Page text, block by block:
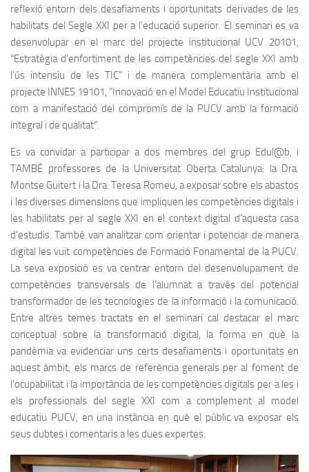
reflexió entorn dels desafiaments i oportunitats derivades de les
habilitats del Segle XXI per a l’educació superior. El seminari es va
desenvolupar en el marc del projecte institucional UCV 20101,
“Estratègia d’enfortiment de les competències del segle XXI amb
l’ús intensiu de les TIC” i de manera complementària amb el
projecte INNES 19101, “Innovació en el Model Educatiu Institucional
com a manifestació del compromís de la PUCV amb la formació
integral i de qualitat”.
Es va convidar a participar a dos membres del grup Edul@b, i
TAMBÉ professores de la Universitat Oberta Catalunya: la Dra.
Montse Guitert i la Dra. Teresa Romeu, a exposar sobre els abastos
i les diverses dimensions que impliquen les competències digitals i
les habilitats per al segle XXI en el context digital d’aquesta casa
d’estudis. També van analitzar com orientar i potenciar de manera
digital les vuit competències de Formació Fonamental de la PUCV.
La seva exposició es va centrar ​​entorn del desenvolupament de
competències transversals de l’alumnat a través del potencial
transformador de les tecnologies de la informació i la comunicació.
Entre altres temes tractats en el seminari cal destacar el marc
conceptual sobre la transformació digital, la forma en què la
pandèmia va evidenciar uns certs desafiaments i oportunitats en
aquest àmbit, els marcs de referència generals per al foment de
l’ocupabilitat i la importància de les competències digitals per a les i
els professionals del segle XXI com a complement al model
educatiu PUCV, en una instància en què el públic va exposar els
seus dubtes i comentaris a les dues expertes.